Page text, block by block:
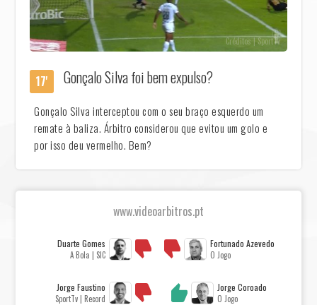
Créditos | SportTv
17' Gonçalo Silva foi bem expulso?
Gonçalo Silva interceptou com o seu braço esquerdo um
remate à baliza. Árbitro considerou que evitou um golo e
por isso deu vermelho. Bem?
www.videoarbitros.pt
Duarte Gomes
A Bola | SIC
Fortunado Azevedo
O Jogo
Jorge Faustino
SportTv | Record
Jorge Coroado
O Jogo